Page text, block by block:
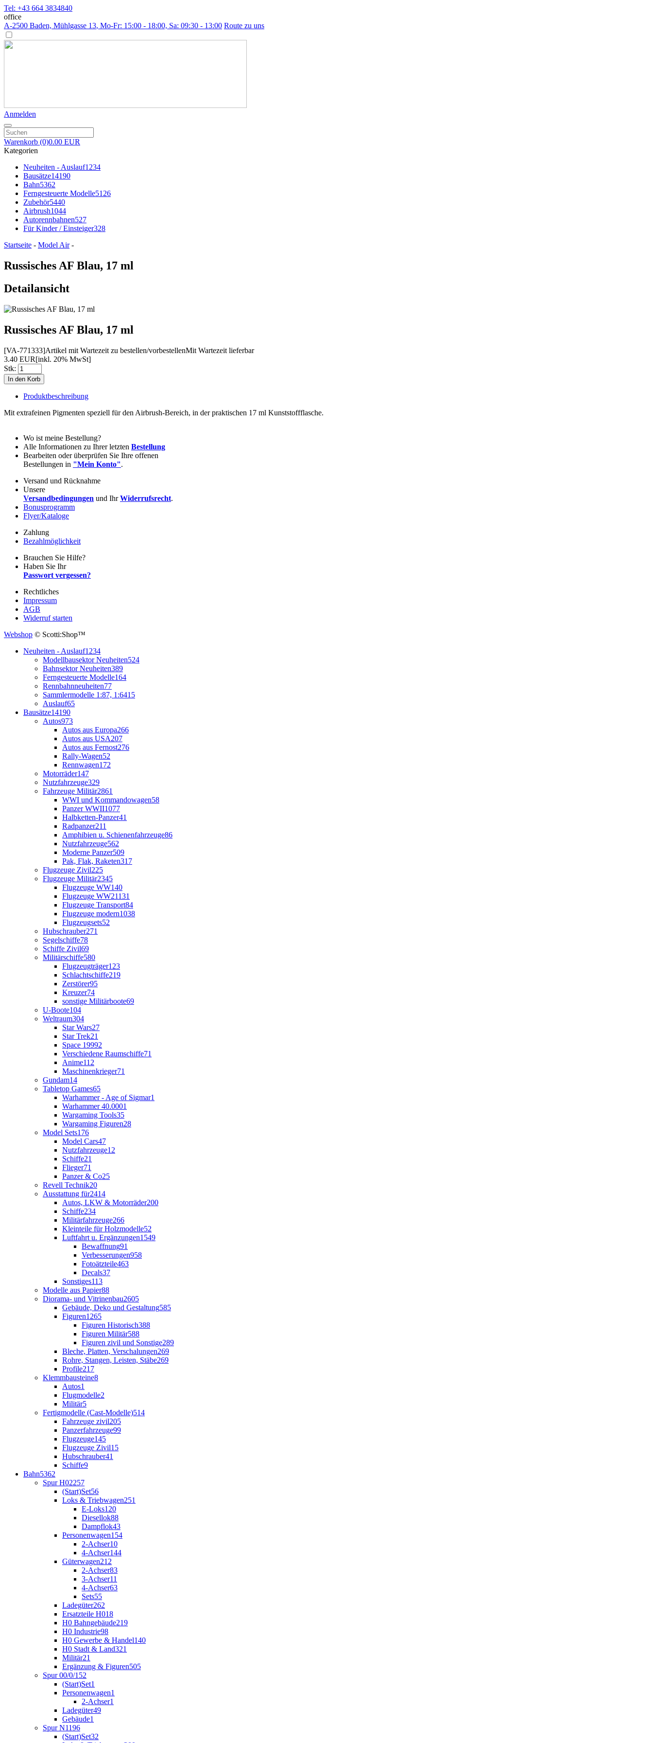
Tel: +43 664 3834840
office
A-2500 Baden, Mühlgasse 13, Mo-Fr: 15:00 - 18:00, Sa: 09:30 - 13:00 Route zu uns
Anmelden
Warenkorb (0)0.00 EUR
Kategorien
Neuheiten - Auslauf1234
Bausätze14190
Bahn5362
Ferngesteuerte Modelle5126
Zubehör5440
Airbrush1044
Autorennbahnen527
Für Kinder / Einsteiger328
Startseite - Model Air-
Russisches AF Blau, 17 ml
Detailansicht
Russisches AF Blau, 17 ml
[VA-771333]Artikel mit Wartezeit zu bestellen/vorbestellenMit Wartezeit lieferbar
3.40 EUR[inkl. 20% MwSt]
Stk:
Produktbeschreibung
Mit extrafeinen Pigmenten speziell für den Airbrush-Bereich, in der praktischen 17 ml Kunststoffflasche.
Wo ist meine Bestellung?
Alle Informationen zu Ihrer letzten Bestellung
Bearbeiten oder überprüfen Sie Ihre offenen
Bestellungen in "Mein Konto".
Versand und Rücknahme
Unsere
Versandbedingungen und IhrWiderrufsrecht.
Bonusprogramm
Flyer/Kataloge
Zahlung
Bezahlmöglichkeit
Brauchen Sie Hilfe?
Haben Sie Ihr
Passwort vergessen?
Rechtliches
Impressum
AGB
Widerruf starten
Webshop © Scotti:Shop™
Neuheiten - Auslauf1234
Modellbausektor Neuheiten524
Bahnsektor Neuheiten389
Ferngesteuerte Modelle164
Rennbahnneuheiten77
Sammlermodelle 1:87, 1:6415
Auslauf65
Bausätze14190
Autos973
Autos aus Europa266
Autos aus USA207
Autos aus Fernost276
Rally-Wagen52
Rennwagen172
Motorräder147
Nutzfahrzeuge329
Fahrzeuge Militär2861
WWI und Kommandowagen58
Panzer WWII1077
Halbketten-Panzer41
Radpanzer211
Amphibien u. Schienenfahrzeuge86
Nutzfahrzeuge562
Moderne Panzer509
Pak, Flak, Raketen317
Flugzeuge Zivil225
Flugzeuge Militär2345
Flugzeuge WW140
Flugzeuge WW21131
Flugzeuge Transport84
Flugzeuge modern1038
Flugzeugsets52
Hubschrauber271
Segelschiffe78
Schiffe Zivil69
Militärschiffe580
Flugzeugträger123
Schlachtschiffe219
Zerstörer95
Kreuzer74
sonstige Militärboote69
U-Boote104
Weltraum304
Star Wars27
Star Trek21
Space 19992
Verschiedene Raumschiffe71
Anime112
Maschinenkrieger71
Gundam14
Tabletop Games65
Warhammer - Age of Sigmar1
Warhammer 40.0001
Wargaming Tools35
Wargaming Figuren28
Model Sets176
Model Cars47
Nutzfahrzeuge12
Schiffe21
Flieger71
Panzer & Co25
Revell Technik20
Ausstattung für2414
Autos, LKW & Motorräder200
Schiffe234
Militärfahrzeuge266
Kleinteile für Holzmodelle52
Luftfahrt u. Ergänzungen1549
Bewaffnung91
Verbesserungen958
Fotoätzteile463
Decals37
Sonstiges113
Modelle aus Papier88
Diorama- und Vitrinenbau2605
Gebäude, Deko und Gestaltung585
Figuren1265
Figuren Historisch388
Figuren Militär588
Figuren zivil und Sonstige289
Bleche, Platten, Verschalungen269
Rohre, Stangen, Leisten, Stäbe269
Profile217
Klemmbausteine8
Autos1
Flugmodelle2
Militär5
Fertigmodelle (Cast-Modelle)514
Fahrzeuge zivil205
Panzerfahrzeuge99
Flugzeuge145
Flugzeuge Zivil15
Hubschrauber41
Schiffe9
Bahn5362
Spur H02257
(Start)Set56
Loks & Triebwagen251
E-Loks120
Diesellok88
Dampflok43
Personenwagen154
2-Achser10
4-Achser144
Güterwagen212
2-Achser83
3-Achser11
4-Achser63
Sets55
Ladegüter262
Ersatzteile H018
H0 Bahngebäude219
H0 Industrie98
H0 Gewerbe & Handel140
H0 Stadt & Land321
Militär21
Ergänzung & Figuren505
Spur 00/0/1 52
(Start)Set1
Personenwagen1
2-Achser1
Ladegüter49
Gebäude1
Spur N1196
(Start)Set32